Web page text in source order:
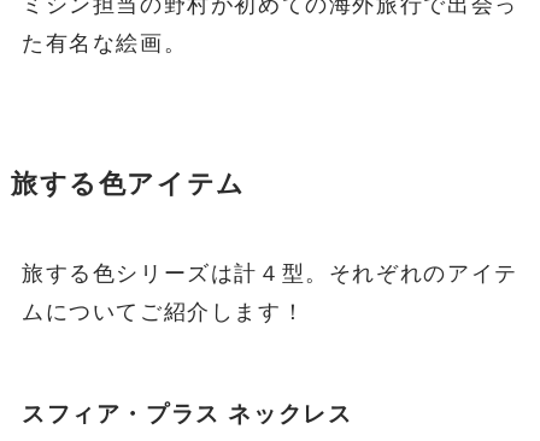
た有名な絵画。
旅する色アイテム
旅する色シリーズは計４型。それぞれのアイテ
ムについてご紹介します！
スフィア・プラス ネックレス